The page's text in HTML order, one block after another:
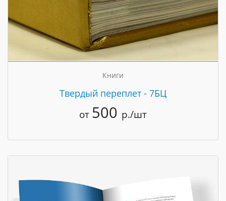
Книги
Твердый переплет - 7БЦ
от 500 р./шт